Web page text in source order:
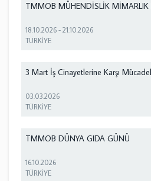
TMMOB MÜHENDİSLİK MİMARLIK
18.10.2026 -21.10.2026
TÜRKİYE
3 Mart İş Cinayetlerine Karşı
03.03.2026
TÜRKİYE
TMMOB DÜNYA GIDA GÜNÜ
16.10.2026
TÜRKİYE